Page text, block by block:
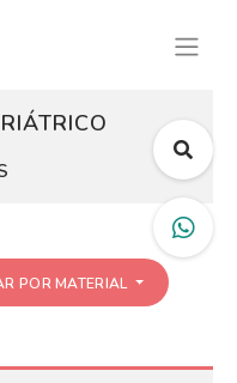
POR MATERIAL